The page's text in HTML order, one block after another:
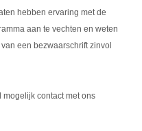
hebben ervaring met de
aan te vechten en weten
een bezwaarschrift zinvol
mogelijk contact met ons